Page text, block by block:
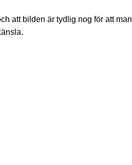
att bilden är tydlig nog för att man